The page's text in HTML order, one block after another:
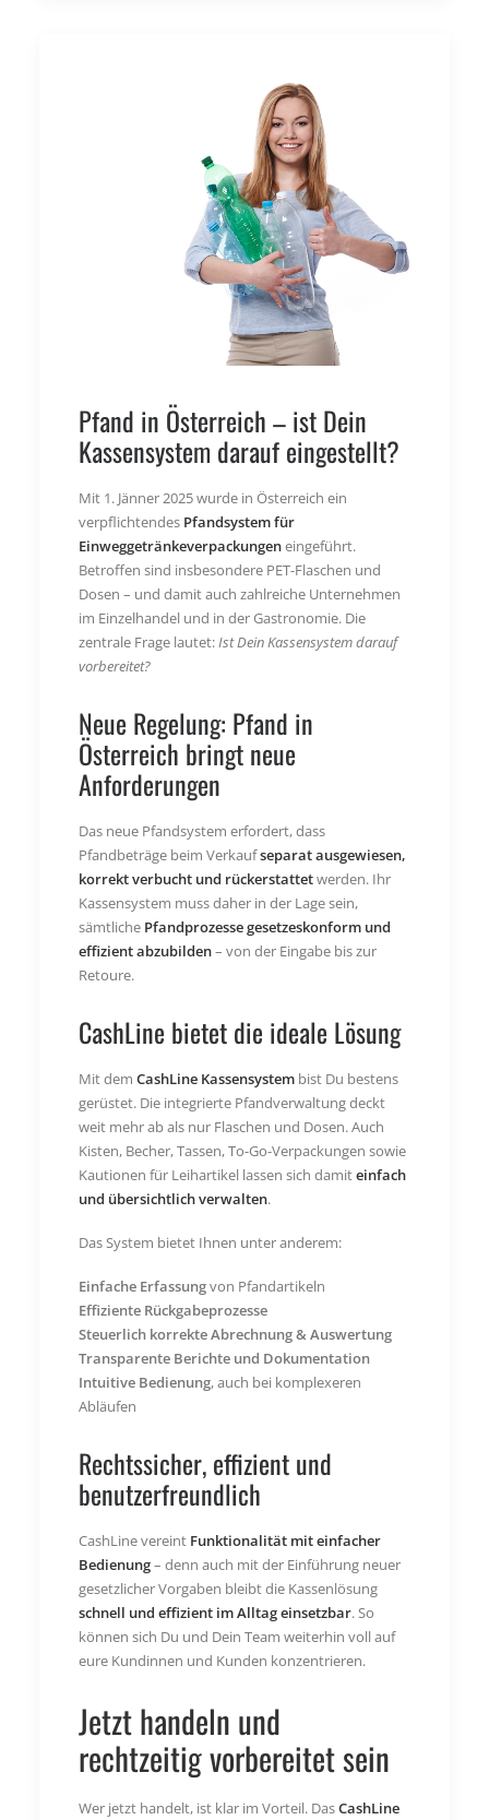
Pfand in Österreich – ist Dein
Kassensystem darauf eingestellt?
Mit 1. Jänner 2025 wurde in Österreich ein
verpflichtendes Pfandsystem für
Einweggetränkeverpackungeneingeführt.
Betroffen sind insbesondere PET-Flaschen und
Dosen – und damit auch zahlreiche Unternehmen
im Einzelhandel und in der Gastronomie. Die
zentrale Frage lautet: Ist Dein Kassensystem darauf
vorbereitet?
Neue Regelung: Pfand in
Österreich bringt neue
Anforderungen
Das neue Pfandsystem erfordert, dass
Pfandbeträge beim Verkaufseparat ausgewiesen,
korrekt verbucht und rückerstattetwerden. Ihr
Kassensystem muss daher in der Lage sein,
sämtliche Pfandprozesse gesetzeskonform und
effizient abzubilden– von der Eingabe bis zur
Retoure.
CashLine bietet die ideale Lösung
Mit dem CashLine Kassensystem bist Du bestens
gerüstet. Die integrierte Pfandverwaltung deckt
weit mehr ab als nur Flaschen und Dosen. Auch
Kisten, Becher, Tassen, To-Go-Verpackungen sowie
Kautionen für Leihartikel lassen sich damiteinfach
und übersichtlich verwalten.
Das System bietet Ihnen unter anderem:
Einfache Erfassungvon Pfandartikeln
Effiziente Rückgabeprozesse
Steuerlich korrekte Abrechnung & Auswertung
Transparente Berichte und Dokumentation
Intuitive Bedienung, auch bei komplexeren
Abläufen
Rechtssicher, effizient und
benutzerfreundlich
CashLine vereint Funktionalität mit einfacher
Bedienung– denn auch mit der Einführung neuer
gesetzlicher Vorgaben bleibt die Kassenlösung
schnell und effizient im Alltag einsetzbar. So
können sich Du und Dein Team weiterhin voll auf
eure Kundinnen und Kunden konzentrieren.
Jetzt handeln und
rechtzeitig vorbereitet sein
Wer jetzt handelt, ist klar im Vorteil. DasCashLine